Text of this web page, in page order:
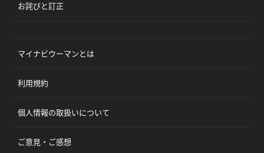
お詫びと訂正
マイナビウーマンとは
利用規約
個人情報の取扱いについて
ご意見・ご感想